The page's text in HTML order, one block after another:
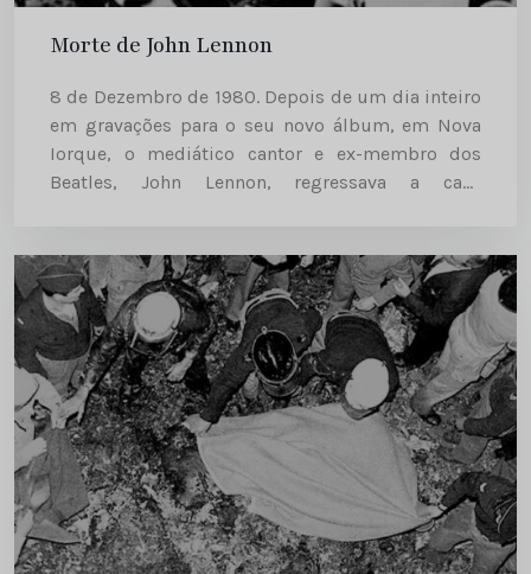
Morte de John Lennon
8 de Dezembro de 1980. Depois de um dia inteiro
em gravações para o seu novo álbum, em Nova
Iorque, o mediático cantor e ex-membro dos
Beatles, John Lennon, regressava a casa